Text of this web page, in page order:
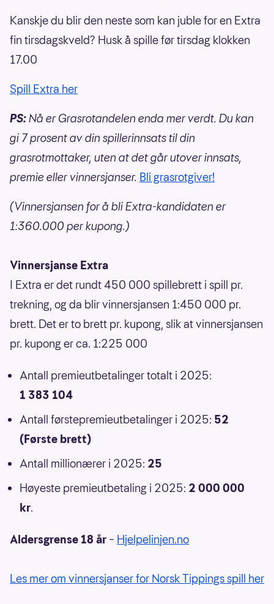
Kanskje du blir den neste som kan juble for en Extra
fin tirsdagskveld? Husk å spille før tirsdag klokken
17.00
Spill Extra her
PS:Nå er Grasrotandelen enda mer verdt. Du kan
gi 7 prosent av din spillerinnsats til din
grasrotmottaker, uten at det går utover innsats,
premie eller vinnersjanser. Bli grasrotgiver!
(Vinnersjansen for å bli Extra-kandidaten er
1:360.000 per kupong.)
Vinnersjanse Extra
I Extra er det rundt 450 000 spillebrett i spill pr.
trekning, og da blir vinnersjansen 1:450 000 pr.
brett. Det er to brett pr. kupong, slik at vinnersjansen
pr. kupong er ca. 1:225 000
Antall premieutbetalinger totalt i 2025:
1 383 104
Antall førstepremieutbetalinger i 2025: 52
(Første brett)
Antall millionærer i 2025: 25
Høyeste premieutbetaling i 2025: 2 000 000
kr.
Aldersgrense 18 år – Hjelpelinjen.no
Les mer om vinnersjanser for Norsk Tippings spill her